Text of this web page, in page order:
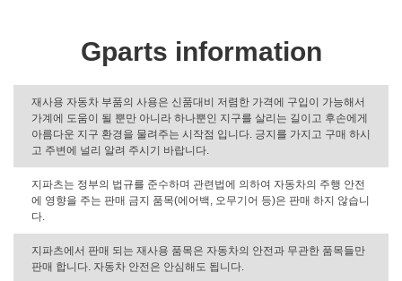
Gparts information
재사용 자동차 부품의 사용은 신품대비 저렴한 가격에 구입이 가능해서
가계에 도움이 될 뿐만 아니라 하나뿐인 지구를 살리는 길이고 후손에게
아름다운 지구 환경을 물려주는 시작점 입니다. 긍지를 가지고 구매 하시
고 주변에 널리 알려 주시기 바랍니다.
지파츠는 정부의 법규를 준수하며 관련법에 의하여 자동차의 주행 안전
에 영향을 주는 판매 금지 품목(에어백, 오무기어 등)은 판매 하지 않습니
다.
지파츠에서 판매 되는 재사용 품목은 자동차의 안전과 무관한 품목들만
판매 합니다. 자동차 안전은 안심해도 됩니다.